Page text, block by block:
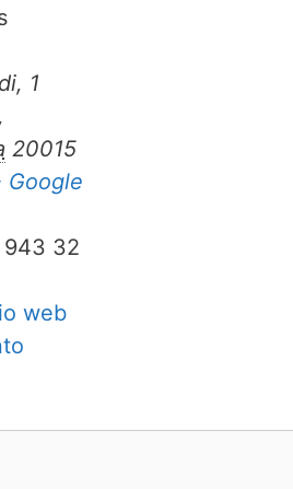
1
,
20015
Google
943 32
web